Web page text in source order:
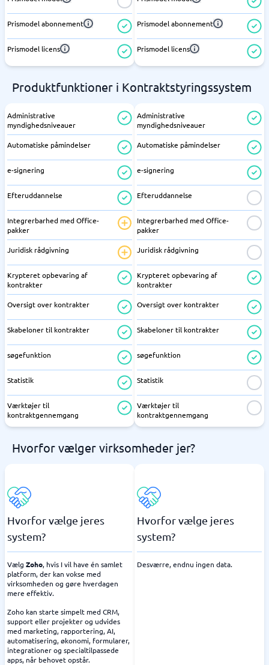
Prismodel abonnement
Prismodel licens
Prismodel abonnement
Prismodel licens
Produktfunktioner i Kontraktstyringssystem
Administrative
myndighedsniveauer
Automatiske påmindelser
e-signering
Efteruddannelse
Integrerbarhed med Office-
pakker
Juridisk rådgivning
Krypteret opbevaring af
kontrakter
Oversigt over kontrakter
Skabeloner til kontrakter
søgefunktion
Statistik
Værktøjer til
kontraktgennemgang
Administrative
myndighedsniveauer
Automatiske påmindelser
e-signering
Efteruddannelse
Integrerbarhed med Office-
pakker
Juridisk rådgivning
Krypteret opbevaring af
kontrakter
Oversigt over kontrakter
Skabeloner til kontrakter
søgefunktion
Statistik
Værktøjer til
kontraktgennemgang
Hvorfor vælger virksomheder jer?
Hvorfor vælge jeres
system?
Vælg Zoho, hvis I vil have én samlet
platform, der kan vokse med
virksomheden og gøre hverdagen
mere effektiv.
Zoho kan starte simpelt med CRM,
support eller projekter og udvides
med marketing, rapportering, AI,
automatisering, økonomi, formularer,
integrationer og specialtilpassede
apps, når behovet opstår.
Hvorfor vælge jeres
system?
Desværre, endnu ingen data.